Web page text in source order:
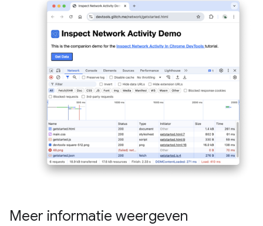
Meer informatie weergeven